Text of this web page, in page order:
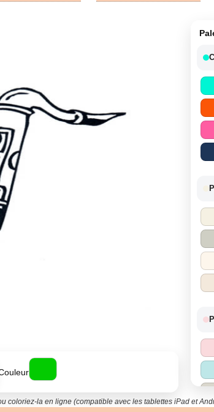
coloriez-la en ligne (compatible avec les tablettes iPad et